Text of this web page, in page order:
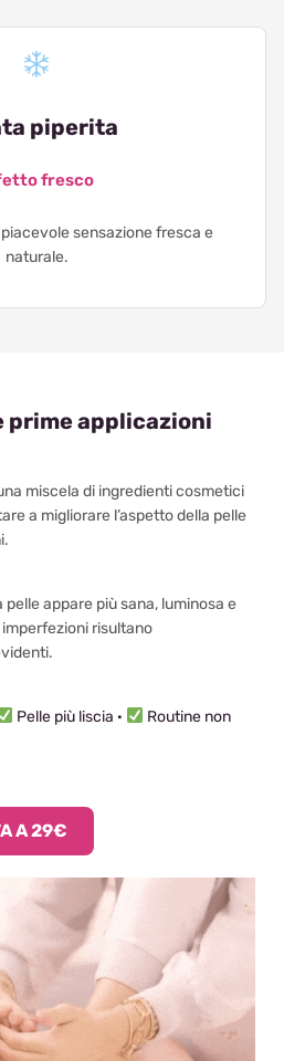
piperita
fresco
sensazione fresca e
naturale.
prime applicazioni
miscela di ingredienti cosmetici
a migliorare l’aspetto della pelle
appare più sana, luminosa e
risultano
Pelle più liscia ·
Routine non
A 29€